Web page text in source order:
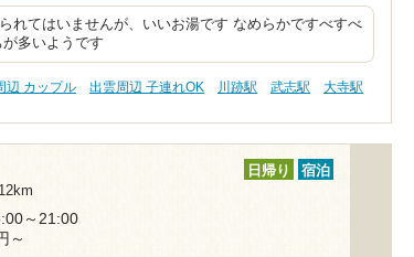
れてはいませんが、いいお湯です なめらかですべすべ
多いようです
辺 カップル 出雲周辺 子連れOK 川跡駅 武志駅
大寺駅
日帰り 宿泊
～21:00
～